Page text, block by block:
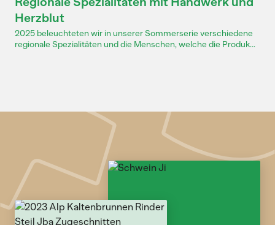
Herzblut
2025 beleuchteten wir in unserer Sommerserie verschiedene
regionale Spezialitäten und die Menschen, welche die Produk...